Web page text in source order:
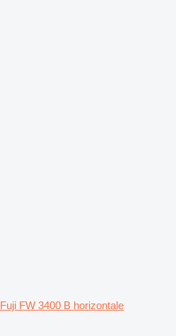
Fuji FW 3400 B horizontale